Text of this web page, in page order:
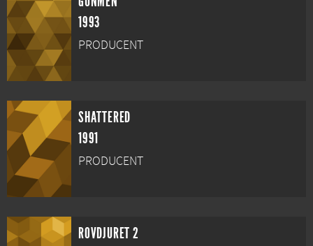
1993
PRODUCENT
SHATTERED
1991
PRODUCENT
ROVDJURET 2